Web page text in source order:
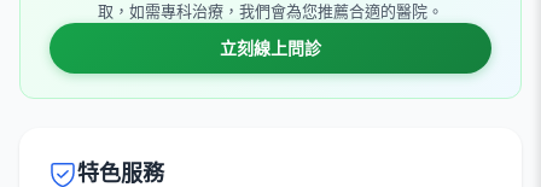
取，如需專科治療，我們會為您推薦合適的醫院。
立刻線上問診
特色服務